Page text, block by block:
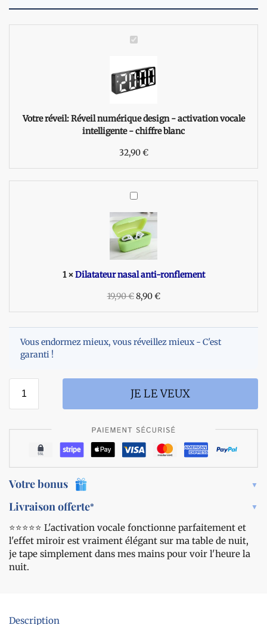
R
e
i
n
u
é
q
u
e
d
e
s
g
n
-
a
c
t
a
n
v
o
c
n
t
e
Votre réveil:Réveil numérique design - activation vocale
intelligente - chiffre blanc
32,90€
D
l
a
a
t
u
s
n
t
-
r
o
n
m
e
n
t
1×Dilatateur nasal anti-ronflement
19,90€8,90€
Vous endormez mieux, vous réveillez mieux - C'est
garanti !
JE LE VEUX
Votre bonus
Livraison offerte*
⭐️⭐️⭐️⭐️⭐️ L'activation vocale fonctionne parfaitement et
l'effet miroir est vraiment élégant sur ma table de nuit,
je tape simplement dans mes mains pour voir l'heure la
nuit.
Description